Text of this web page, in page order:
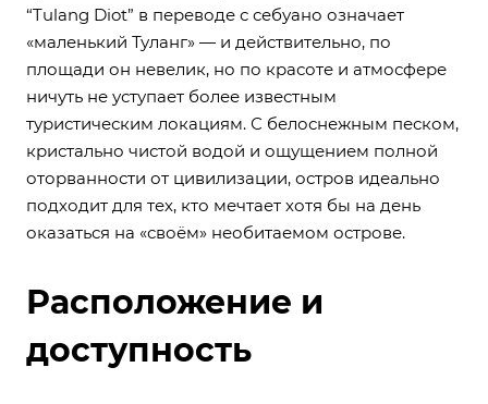
“Tulang Diot” в переводе с себуано означает
«маленький Туланг» — и действительно, по
площади он невелик, но по красоте и атмосфере
ничуть не уступает более известным
туристическим локациям. С белоснежным песком,
кристально чистой водой и ощущением полной
оторванности от цивилизации, остров идеально
подходит для тех, кто мечтает хотя бы на день
оказаться на «своём» необитаемом острове.
Расположение и
доступность